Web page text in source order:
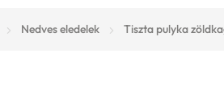
Nedves eledelek Tiszta pulyka